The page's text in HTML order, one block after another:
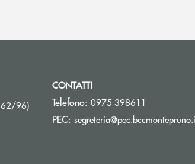
96)Apre una nuova finestra
CONTATTI
Telefono: 0975 398611
PEC: